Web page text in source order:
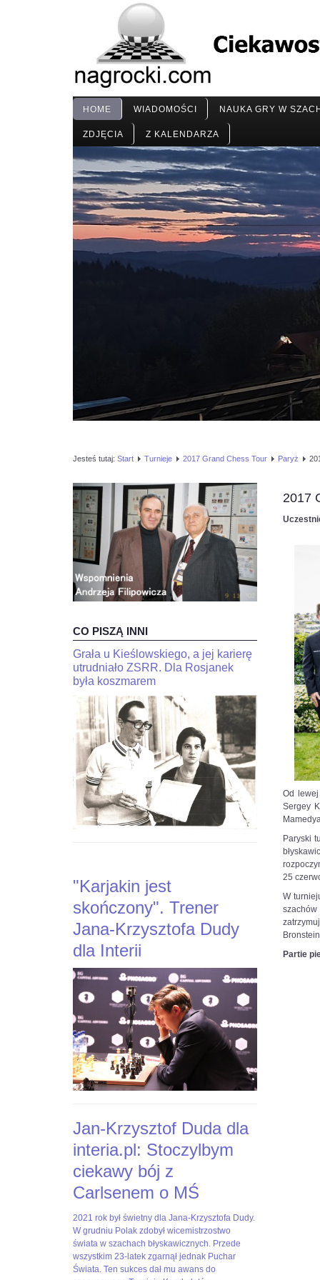
HOME WIADOMOŚCI NAUKA GRY W
ZDJĘCIA Z KALENDARZA
Jesteś tutaj: Start Turnieje 2017 Grand Chess Tour Paryż
CO PISZĄ INNI
JaJan-
Krzysztof
Duda
interia.n-
Krzysztof
Duda
dla
Interia.pl:
Stoczyłbym
ciekawy
bój
Carlsenem
więcej
https://sport.interia.pl/szachy/news-
jan-
krzysztof-
duda-
interia-
stoczylbym-
ciekawy-
boj-
z-
c,nId,5769580?
fbclid=IwAR3-
EpAj8Loyw1RAtFnOdtJ8JCBaeus-
"Kariakin
jest
skończony".
Jana-
Krzysztofa
Dudy
dla
Interii
Czytaj
więcej
https://sport.interia.pl/szachy/news-
jana-
krzysztofa-
dudy-
dla-
inte,nId,5916435?
fbclid=IwAR0vacEvh58svRZk-
Grała u Kieślowskiego, a jej karierę
utrudniało ZSRR. Dla Rosjanek
była koszmarem
"Karjakin jest
skończony". Trener
Jana-Krzysztofa Dudy
dla Interii
Jan-Krzysztof Duda dla
interia.pl: Stoczylbym
ciekawy bój z
Carlsenem o MŚ
2021
rok
był
świetny
dla
Jan-
Krzysztof
Duda
dla
Interia.pl:
2021 rok był świetny dla Jana-Krzysztofa Dudy.
W grudniu Polak zdobył wicemistrzostwo
świata w szachach błyskawicznych. Przede
wszystkim 23-latek zgarnął jednak Puchar
Świata. Ten sukces dał mu awans do
2017
Od
Sergey
Paryski
25
W
Partie